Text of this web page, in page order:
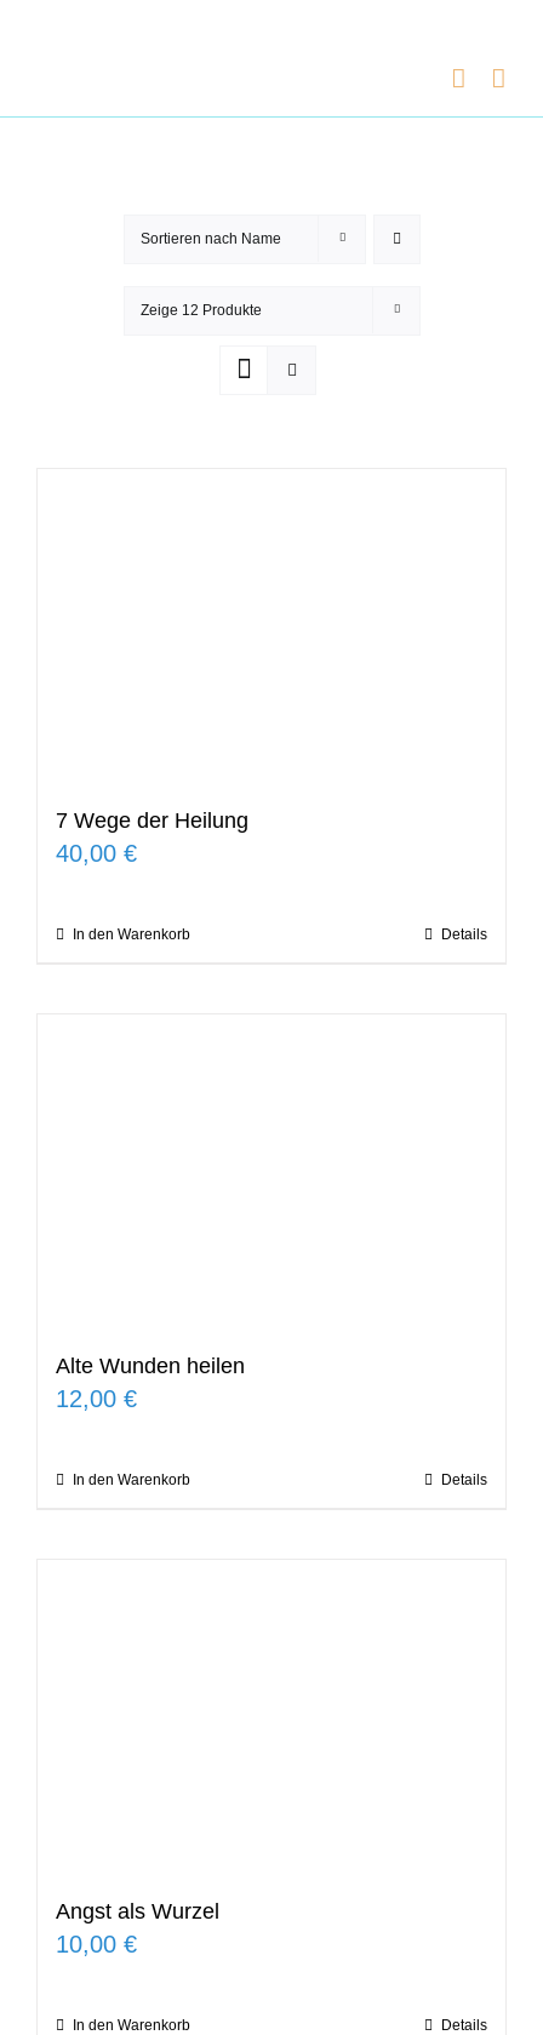
Sortieren nach Name
Zeige 12 Produkte
7 Wege der Heilung
40,00 €
In den Warenkorb Details
Alte Wunden heilen
12,00 €
In den Warenkorb Details
Angst als Wurzel
10,00 €
In den Warenkorb Details